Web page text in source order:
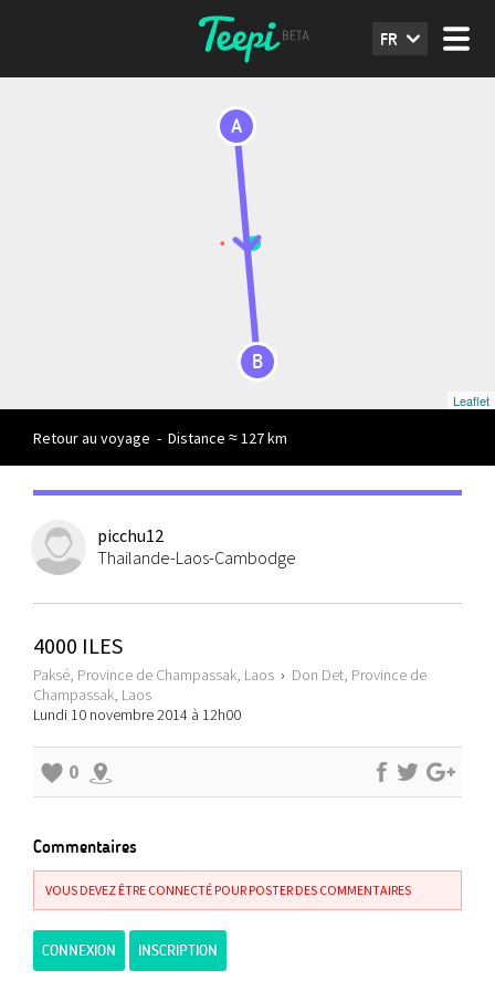
FR
A
B
Leaflet
Retour au voyage - Distance ≈ 127 km
picchu12
Thailande-Laos-Cambodge
4000 ILES
Paksé, Province de Champassak, Laos › Don Det, Province de
Champassak, Laos
Lundi 10 novembre 2014 à 12h00
0
Commentaires
VOUS DEVEZ ÊTRE CONNECTÉ POUR POSTER DES COMMENTAIRES
CONNEXION INSCRIPTION